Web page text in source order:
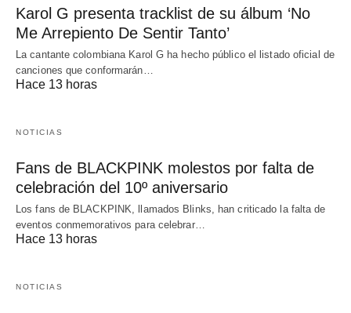
Karol G presenta tracklist de su álbum ‘No
Me Arrepiento De Sentir Tanto’
La cantante colombiana Karol G ha hecho público el listado oficial de
canciones que conformarán…
Hace 13 horas
NOTICIAS
Fans de BLACKPINK molestos por falta de
celebración del 10º aniversario
Los fans de BLACKPINK, llamados Blinks, han criticado la falta de
eventos conmemorativos para celebrar…
Hace 13 horas
NOTICIAS